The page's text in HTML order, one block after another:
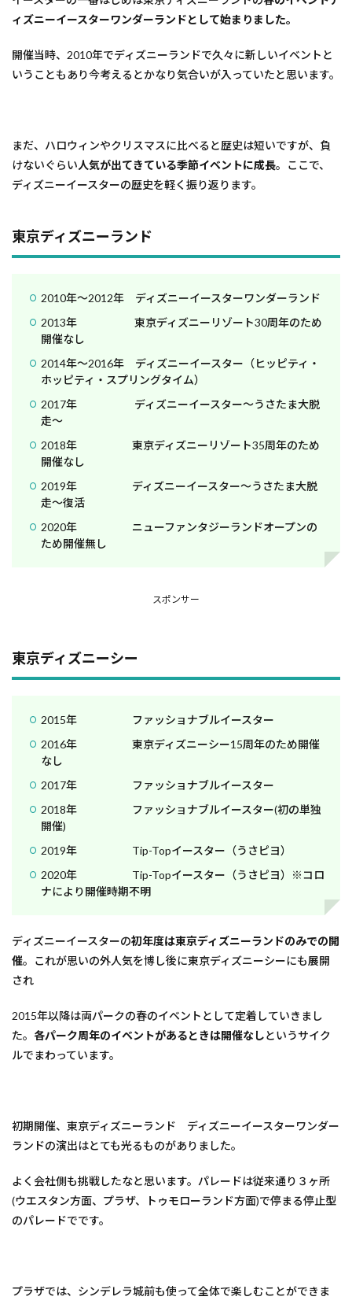
ィズニーイースターワンダーランドとして始まりました。
開催当時、2010年でディズニーランドで久々に新しいイベントと
いうこともあり今考えるとかなり気合いが入っていたと思います。
まだ、ハロウィンやクリスマスに比べると歴史は短いですが、負
けないぐらい人気が出てきている季節イベントに成長。ここで、
ディズニーイースターの歴史を軽く振り返ります。
東京ディズニーランド
2010年～2012年 ディズニーイースターワンダーランド
2013年 東京ディズニーリゾート30周年のため
開催なし
2014年～2016年 ディズニーイースター（ヒッピティ・
ホッピティ・スプリングタイム）
2017年 ディズニーイースター～うさたま大脱
走～
2018年 東京ディズニーリゾート35周年のため
開催なし
2019年 ディズニーイースター～うさたま大脱
走～復活
2020年 ニューファンタジーランドオープンの
ため開催無し
スポンサー
東京ディズニーシー
2015年 ファッショナブルイースター
2016年 東京ディズニーシー15周年のため開催
なし
2017年 ファッショナブルイースター
2018年 ファッショナブルイースター(初の単独
開催)
2019年 Tip-Topイースター（うさピヨ）
2020年 Tip-Topイースター（うさピヨ）※コロ
ナにより開催時期不明
ディズニーイースターの初年度は東京ディズニーランドのみでの開
催。これが思いの外人気を博し後に東京ディズニーシーにも展開
され
2015年以降は両パークの春のイベントとして定着していきまし
た。 各パーク周年のイベントがあるときは開催なしというサイク
ルでまわっています。
初期開催、東京ディズニーランド ディズニーイースターワンダー
ランドの演出はとても光るものがありました。
よく会社側も挑戦したなと思います。パレードは従来通り３ヶ所
(ウエスタン方面、プラザ、トゥモローランド方面)で停まる停止型
のパレードでです。
プラザでは、シンデレラ城前も使って全体で楽しむことができま